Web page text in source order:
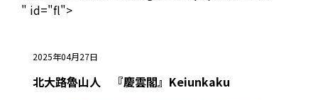
" id="fl">
2025年04月27日
北大路魯山人 『慶雲閣』Keiunkaku